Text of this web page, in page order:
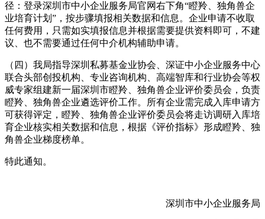
径：登录深圳市中小企业服务局官网右下角“瞪羚、独角兽企
业培育计划”，按步骤填报相关数据和信息。企业申请不收取
任何费用，只需如实填报信息并根据需要提供资料即可，不建
议、也不需要通过任何中介机构辅助申请。
（四）我局指导深圳私募基金业协会、深证中小企业服务中心
联合头部创投机构、专业咨询机构、高端智库和行业协会等权
威专家组建新一届深圳市瞪羚、独角兽企业评价委员会，负责
瞪羚、独角兽企业遴选评价工作。所有企业需完成入库申请方
可获得评定，瞪羚、独角兽企业评价委员会将走访调研入库培
育企业核实相关数据和信息，根据《评价指标》形成瞪羚、独
角兽企业梯度榜单。
特此通知。
深圳市中小企业服务局